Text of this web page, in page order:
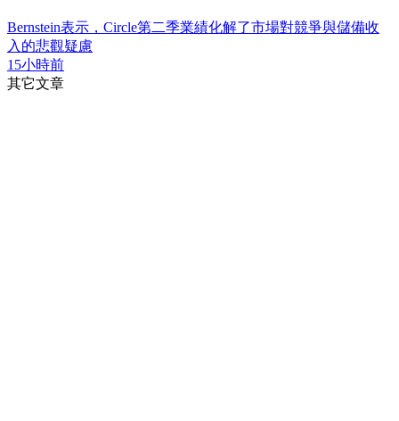
Bernstein表示，Circle第二季業績化解了市場對競爭與儲備收
入的悲觀疑慮
15小時前
其它文章